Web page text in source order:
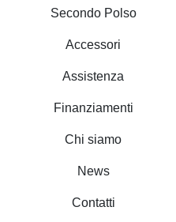
Secondo Polso
Accessori
Assistenza
Finanziamenti
Chi siamo
News
Contatti